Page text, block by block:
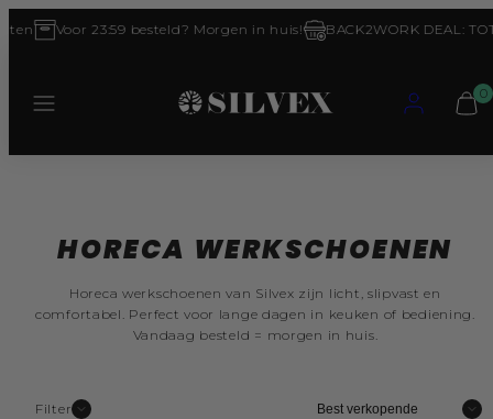
Voor 23:59 besteld? Morgen in huis! BACK2WORK DEAL: TOT
0
HORECA WERKSCHOENEN
Horeca werkschoenen van Silvex zijn licht, slipvast en
comfortabel. Perfect voor lange dagen in keuken of bediening.
Vandaag besteld = morgen in huis.
Filter Sorteer